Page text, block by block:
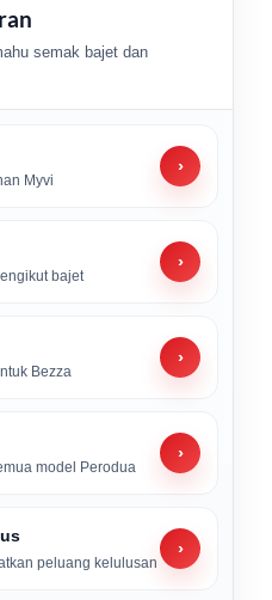
semak bajet dan
Myvi
›
bajet
›
Bezza
›
model Perodua
›
peluang kelulusan
›